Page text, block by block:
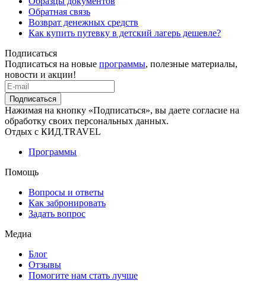
Обратная связь
Возврат денежных средств
Как купить путевку в детский лагерь дешевле?
Подписаться
Подписаться на новые программы, полезные материалы,
новости и акции!
Подписаться
Нажимая на кнопку «Подписаться», вы даете согласие на
обработку своих персональных данных.
Отдых с КИД.TRAVEL
Программы
Помощь
Вопросы и ответы
Как забронировать
Задать вопрос
Медиа
Блог
Отзывы
Помогите нам стать лучше